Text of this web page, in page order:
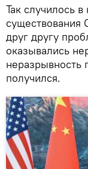
Так случилось
существования
друг другу
оказывались
неразрывность
получился.